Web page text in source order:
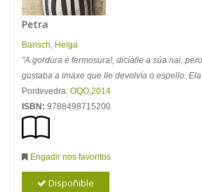
Petra
Bansch, Helga
"A gordura é fermosura!, dicíalle a súa nai,
gustaba a imaxe que lle devolvía o espello.
Pontevedra: OQO,2014
ISBN: 9788498715200
Engadir nos favoritos
Dispoñible